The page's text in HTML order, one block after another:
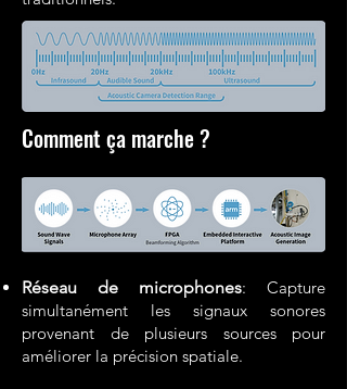
Comment ça marche ?
Réseau de microphones: Capture
simultanément les signaux sonores
provenant de plusieurs sources pour
améliorer la précision spatiale.